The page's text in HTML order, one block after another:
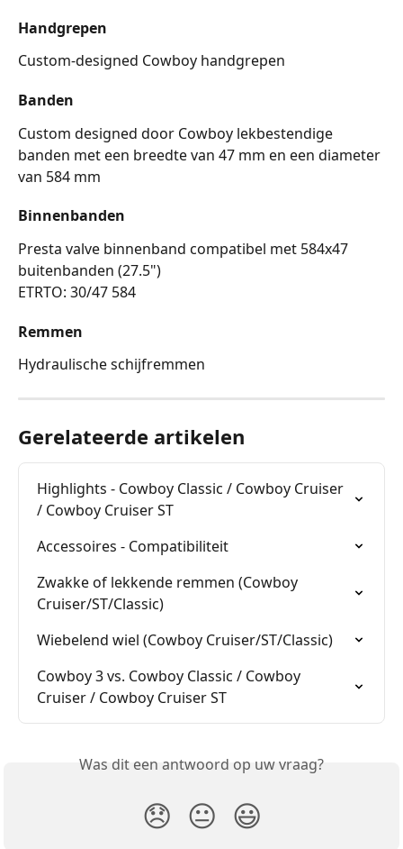
Handgrepen
Custom-designed Cowboy handgrepen
Banden
Custom designed door Cowboy lekbestendige
banden met een breedte van 47 mm en een diameter
van 584 mm
Binnenbanden
Presta valve binnenband compatibel met 584x47
buitenbanden (27.5")
ETRTO: 30/47 584
Remmen
Hydraulische schijfremmen
Gerelateerde artikelen
Highlights - Cowboy Classic / Cowboy Cruiser
/ Cowboy Cruiser ST
Accessoires - Compatibiliteit
Zwakke of lekkende remmen (Cowboy
Cruiser/ST/Classic)
Wiebelend wiel (Cowboy Cruiser/ST/Classic)
Cowboy 3 vs. Cowboy Classic / Cowboy
Cruiser / Cowboy Cruiser ST
Was dit een antwoord op uw vraag?
😞 😐 😃